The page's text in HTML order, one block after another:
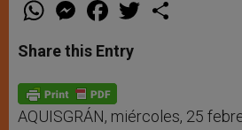
t
s
p
p
e
s
e
g
e
r
a
e
b
o
k
w
Share this Entry
AQUISGRÁN, miércoles, 25